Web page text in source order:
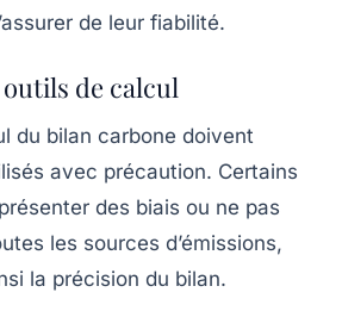
de leur fiabilité.
de calcul
du bilan carbone doivent
avec précaution. Certains
des biais ou ne pas
les sources d’émissions,
la précision du bilan.